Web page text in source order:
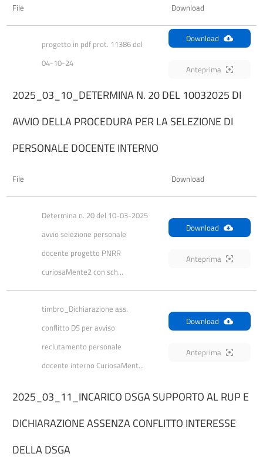
File Download
progetto in pdf prot. 11386 del
04-10-24
Download
Anteprima
2025_03_10_DETERMINA N. 20 DEL 10032025 DI
AVVIO DELLA PROCEDURA PER LA SELEZIONE DI
PERSONALE DOCENTE INTERNO
File Download
Determina n. 20 del 10-03-2025
avvio selezione personale
docente progetto PNRR
curiosaMente2 con sch...
Download
Anteprima
timbro_Dichiarazione ass.
conflitto DS per avviso
reclutamento personale
docente interno CuriosaMent...
Download
Anteprima
2025_03_11_INCARICO DSGA SUPPORTO AL RUP E
DICHIARAZIONE ASSENZA CONFLITTO INTERESSE
DELLA DSGA